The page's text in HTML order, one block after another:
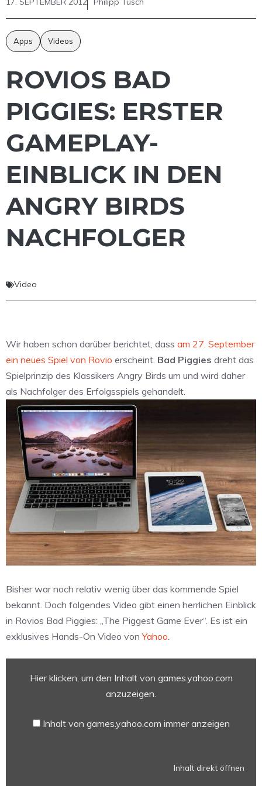
Apps Videos
ROVIOS BAD
PIGGIES: ERSTER
GAMEPLAY-
EINBLICK IN DEN
ANGRY BIRDS
NACHFOLGER
Video
Wir haben schon darüber berichtet, dass am 27. September
ein neues Spiel von Rovio erscheint. Bad Piggies dreht das
Spielprinzip des Klassikers Angry Birds um und wird daher
als Nachfolger des Erfolgsspiels gehandelt.
Bisher war noch relativ wenig über das kommende Spiel
bekannt. Doch folgendes Video gibt einen herrlichen Einblick
in Rovios Bad Piggies: „The Piggest Game Ever“. Es ist ein
exklusives Hands-On Video vonYahoo.
Hier klicken, um den Inhalt von games.yahoo.com
anzuzeigen.
Inhalt von games.yahoo.com immer anzeigen
Inhalt direkt öffnen